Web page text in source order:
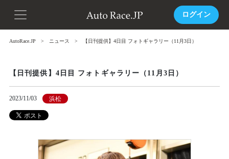
ログイン
AutoRace.JP ニュース 【日刊提供】4日目 フォトギャラリー（11月3日）
【日刊提供】4日目 フォトギャラリー（11月3日）
2023/11/03 浜松